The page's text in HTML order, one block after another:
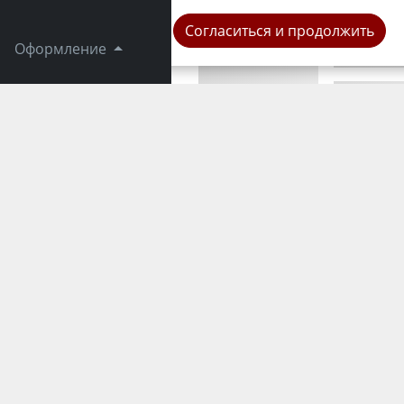
Оформление
Город
Согласиться и продолжить